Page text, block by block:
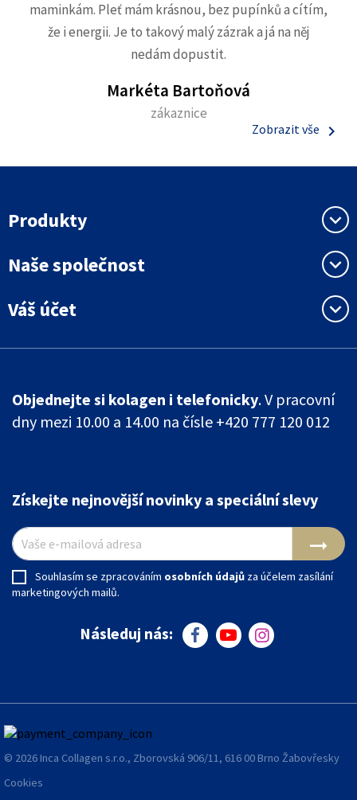
maminkám. Pleť mám krásnou, bez pupínků a cítím,
že i energii. Je to takový malý zázrak a já na něj
nedám dopustit.
Markéta Bartoňová
zákaznice
Zobrazit vše keyboard_arrow_right
Produkty keyboard_arrow_down
Naše společnost keyboard_arrow_down
Váš účet keyboard_arrow_down
Objednejte si kolagen i telefonicky. V pracovní
dny mezi 10.00 a 14.00 na čísle +420 777 120 012
Získejte nejnovější novinky a speciální slevy
arrow_right_alt
Souhlasím se zpracováním osobních údajů za účelem zasílání
marketingových mailů.
Následuj nás: facebook youtube instagram
© 2026 Inca Collagen s.r.o., Zborovská 906/11, 616 00 Brno Žabovřesky
Cookies